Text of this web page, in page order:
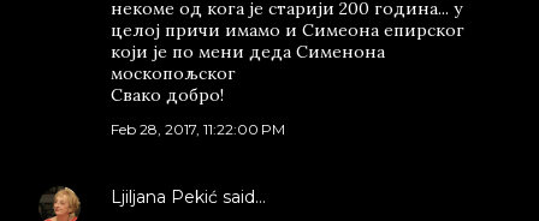
некоме од кога је старији 200 година... у
целој причи имамо и Симеона епирског
који је по мени деда Сименона
москопољског
Свако добро!
Feb 28, 2017, 11:22:00 PM
Ljiljana Pekić said…